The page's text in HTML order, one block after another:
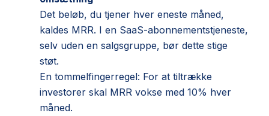
Det beløb, du tjener hver eneste måned,
kaldes MRR. I en SaaS-abonnementstjeneste,
selv uden en salgsgruppe, bør dette stige
støt.
En tommelfingerregel: For at tiltrække
investorer skal MRR vokse med 10% hver
måned.